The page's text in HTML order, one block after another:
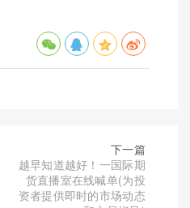
下一篇
越早知道越好！一国际期
货直播室在线喊单(为投
资者提供即时的市场动态